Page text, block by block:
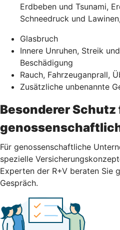
Erdbeben und Tsunami,
Schneedruck und
Glasbruch
Innere Unruhen, Streik
Beschädigung
Rauch, Fahrzeuganprall,
Zusätzliche unbenannte
Besonderer Schutz
Für genossenschaftliche
spezielle
Experten der R+V beraten Sie
Gespräch.